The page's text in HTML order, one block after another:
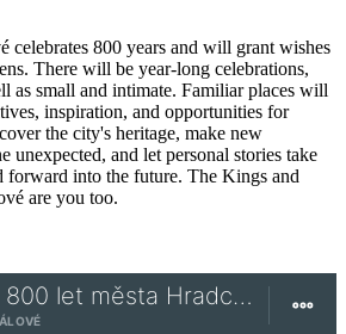
celebrates 800 years and will grant wishes
There will be year-long celebrations,
as small and intimate. Familiar places will
inspiration, and opportunities for
the city's heritage, make new
unexpected, and let personal stories take
forward into the future. The Kings and
are you too.